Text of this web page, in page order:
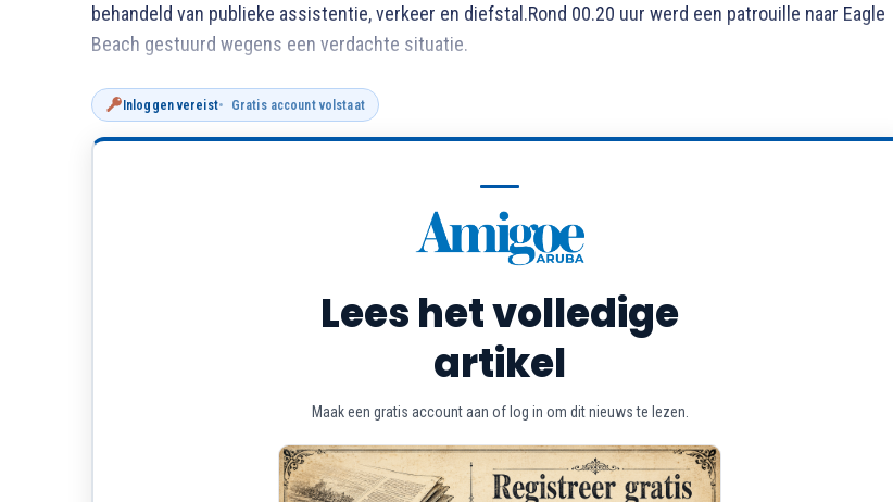
behandeld van publieke assistentie, verkeer en diefstal.Rond 00.20 uur werd een patrouille naar Eagle
Beach gestuurd wegens een verdachte situatie.
Inloggen vereist Gratis account volstaat
Lees het volledige
artikel
Maak een gratis account aan of log in om dit nieuws te lezen.